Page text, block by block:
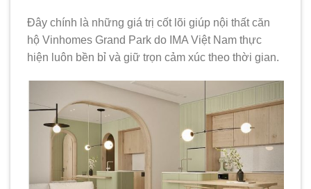
Đây chính là những giá trị cốt lõi giúp nội thất căn
hộ Vinhomes Grand Park do IMA Việt Nam thực
hiện luôn bền bỉ và giữ trọn cảm xúc theo thời gian.